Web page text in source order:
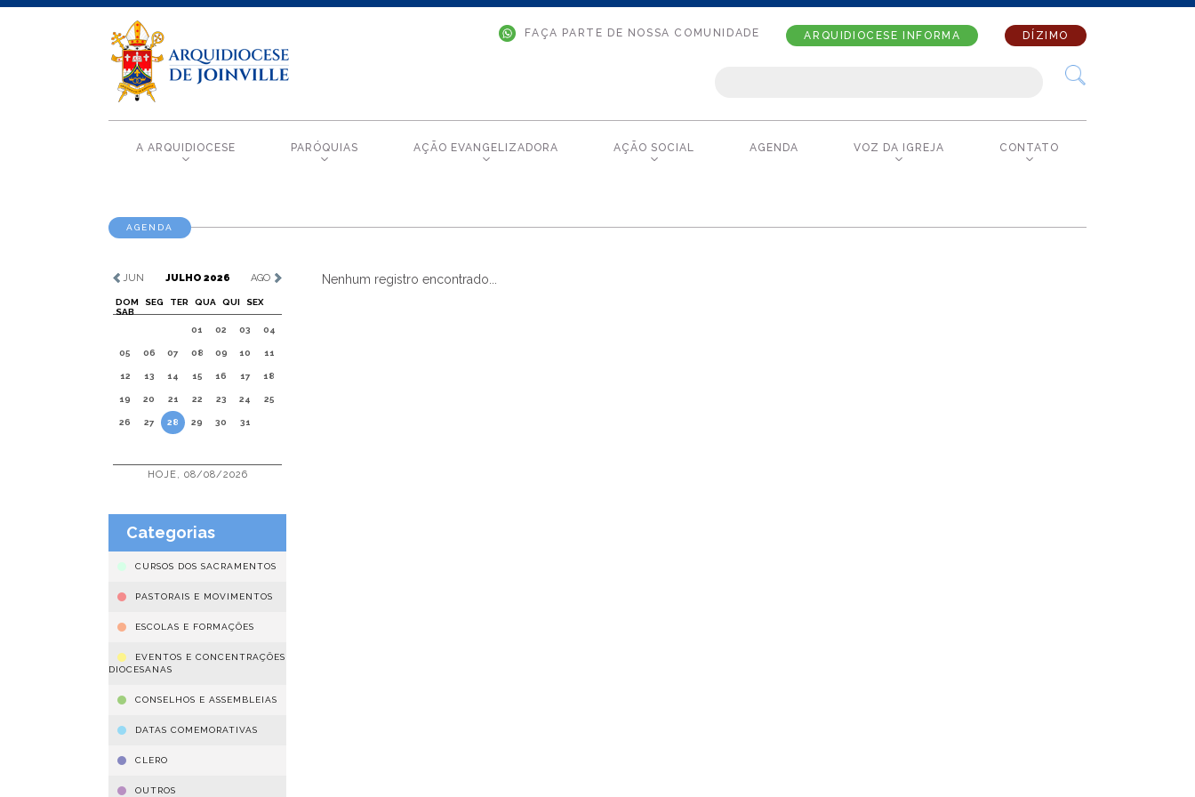
DÍZIMO
ARQUIDIOCESE INFORMA
FAÇA PARTE DE NOSSA COMUNIDADE
A ARQUIDIOCESE PARÓQUIAS AÇÃO EVANGELIZADORA AÇÃO SOCIAL AGENDA VOZ DA IGREJA CONTATO
AGENDA
JUN JULHO 2026 AGO
DOM SEG TER QUA QUI
SEX
SAB
01
02 03 04
05 06 07 08 09 10 11
12 13 14 15 16 17 18
19 20 21 22 23 24 25
26 27 28 29 30 31
HOJE, 08/08/2026
Categorias
CURSOS DOS SACRAMENTOS
PASTORAIS E MOVIMENTOS
ESCOLAS E FORMAÇÕES
EVENTOS E CONCENTRAÇÕES
DIOCESANAS
CONSELHOS E ASSEMBLEIAS
DATAS COMEMORATIVAS
CLERO
OUTROS
Nenhum registro encontrado...